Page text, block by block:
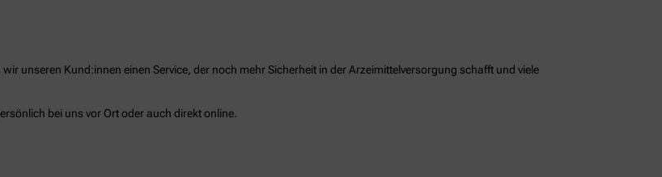
unseren Kund:innen einen Service, der noch mehr Sicherheit in der Arzeimittelversorgung schafft und viele
bei uns vor Ort oder auch direkt online.